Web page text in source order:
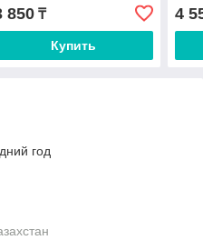
850₸
Купить
4
год